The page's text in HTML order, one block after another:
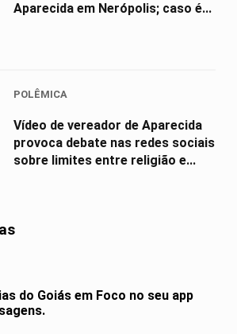
Aparecida em Nerópolis; caso é...
POLÊMICA
Vídeo de vereador de Aparecida
provoca debate nas redes sociais
sobre limites entre religião e...
do Goiás em Foco no seu app